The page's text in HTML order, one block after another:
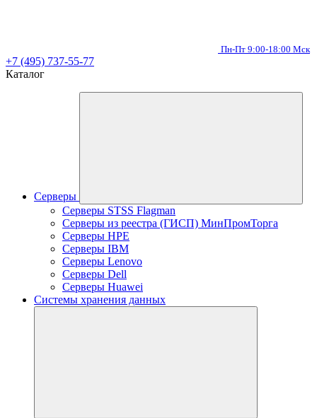
Пн-Пт 9:00-18:00 Мск
+7 (495) 737-55-77
Каталог
Серверы
Серверы STSS Flagman
Серверы из реестра (ГИСП) МинПромТорга
Серверы HPE
Серверы IBM
Серверы Lenovo
Серверы Dell
Серверы Huawei
Системы хранения данных